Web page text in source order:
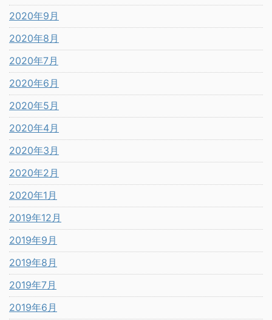
2020年9月
2020年8月
2020年7月
2020年6月
2020年5月
2020年4月
2020年3月
2020年2月
2020年1月
2019年12月
2019年9月
2019年8月
2019年7月
2019年6月